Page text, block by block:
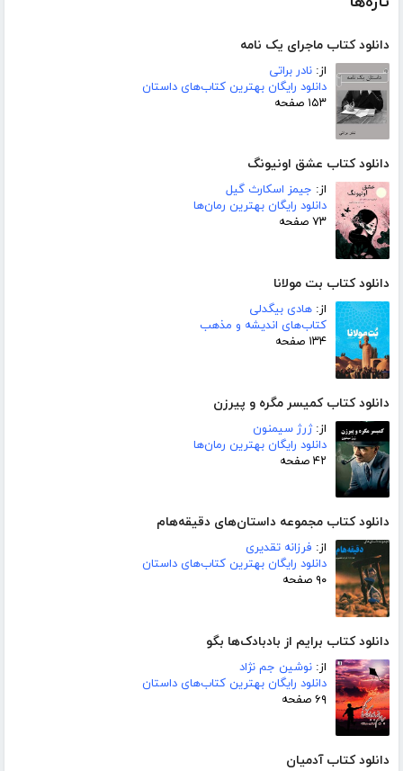
دانلود کتاب ماجرای یک نامه
از: نادر براتی
دانلود رایگان بهترین کتاب‌های داستان
۱۵۳ صفحه
دانلود کتاب عشق اونیونگ
از: جیمز اسکارث گیل
دانلود رایگان بهترین رمان‌ها
۷۳ صفحه
دانلود کتاب بت مولانا
از: هادی بیگدلی
کتاب‌های اندیشه و مذهب
۱۳۴ صفحه
دانلود کتاب کمیسر مگره و پیرزن
از:ژرژ سیمنون
دانلود رایگان بهترین رمان‌ها
۴۲ صفحه
دانلود کتاب مجموعه داستان‌های دقیقه‌هام
از: فرزانه تقدیری
دانلود رایگان بهترین کتاب‌های داستان
۹۰ صفحه
دانلود کتاب برایم از بادبادک‌ها بگو
از: نوشین جم نژاد
دانلود رایگان بهترین کتاب‌های داستان
۶۹ صفحه
دانلود کتاب آدمیان